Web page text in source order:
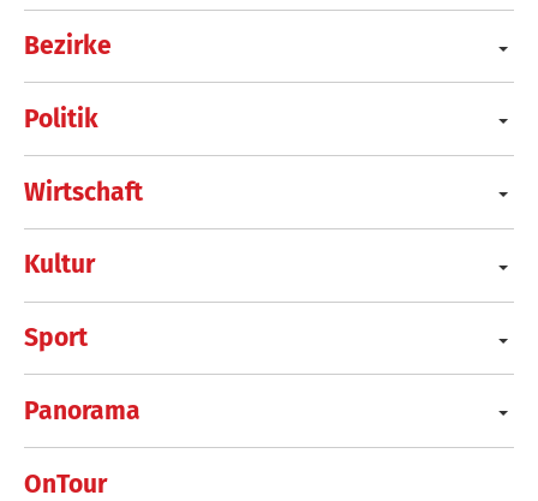
Bezirke
Politik
Wirtschaft
Kultur
Sport
Panorama
OnTour